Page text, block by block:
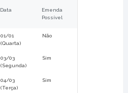
Data
Emenda
Possível
01/01
(Quarta)
Não
03/03
(Segunda)
Sim
04/03
(Terça)
Sim